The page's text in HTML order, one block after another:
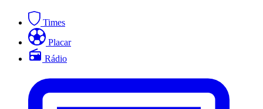
Times
Placar
Rádio